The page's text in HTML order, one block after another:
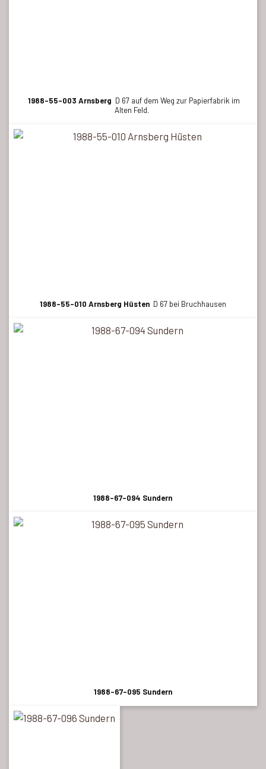
1988-55-003 Arnsberg D 67 auf dem Weg zur Papierfabrik im
Alten Feld.
1988-55-010 Arnsberg Hüsten D 67 bei Bruchhausen
1988-67-094 Sundern
1988-67-095 Sundern